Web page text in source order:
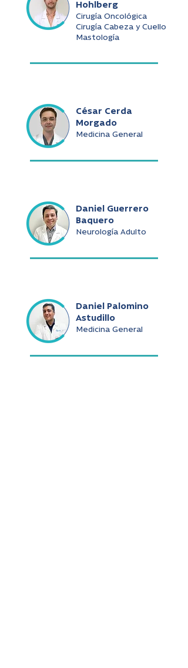
Hohlberg
Cirugía Oncológica
Cirugía Cabeza y Cuello
Mastología
César Cerda
Morgado
Medicina General
Daniel Guerrero
Baquero
Neurología Adulto
Daniel Palomino
Astudillo
Medicina General